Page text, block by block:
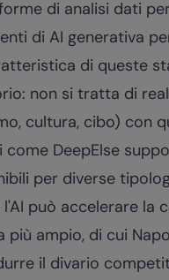
di analisi dati
di AI generativa
di queste
non si tratta di
cultura, cibo) con
come DeepElse
per diverse
l'AI può accelerare la
più ampio, di cui
il divario